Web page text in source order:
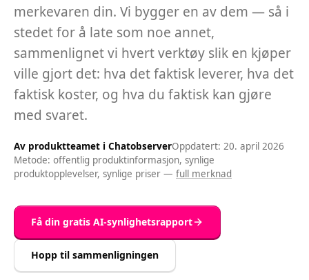
merkevaren din. Vi bygger en av dem — så i
stedet for å late som noe annet,
sammenlignet vi hvert verktøy slik en kjøper
ville gjort det: hva det faktisk leverer, hva det
faktisk koster, og hva du faktisk kan gjøre
med svaret.
Av produktteamet i ChatobserverOppdatert: 20. april 2026
Metode: offentlig produktinformasjon, synlige
produktopplevelser, synlige priser — full merknad
Få din gratis AI-synlighetsrapport
Hopp til sammenligningen